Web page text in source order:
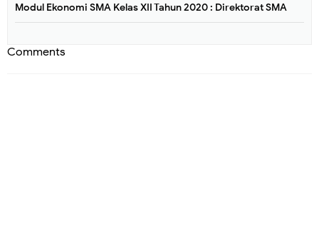
Modul Ekonomi SMA Kelas XII Tahun 2020 : Direktorat SMA
Comments